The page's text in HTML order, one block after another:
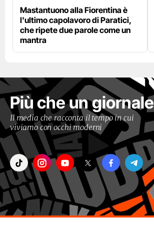
Mastantuono alla Fiorentina è
l'ultimo capolavoro di Paratici,
che ripete due parole come un
mantra
Più che un giornale
Il media che racconta il tempo in cui
viviamo con occhi moderni